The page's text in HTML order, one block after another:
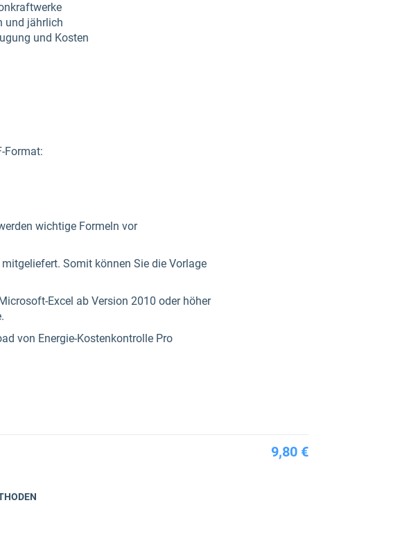
und jährlich
und Kosten
Format:
wichtige Formeln vor
Somit können Sie die Vorlage
Excel ab Version 2010 oder höher
von Energie-Kostenkontrolle Pro
9,80 €